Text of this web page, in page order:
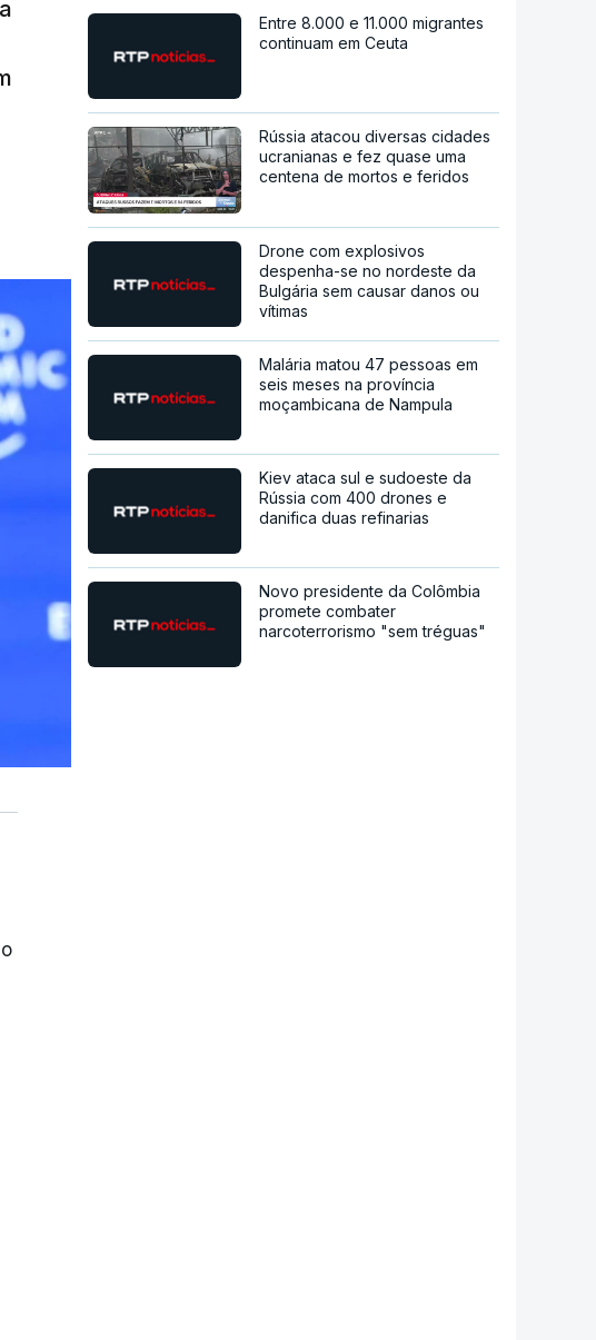
Entre 8.000 e 11.000 migrantes
continuam em Ceuta
Rússia atacou diversas cidades
ucranianas e fez quase uma
centena de mortos e feridos
Drone com explosivos
despenha-se no nordeste da
Bulgária sem causar danos ou
vítimas
Malária matou 47 pessoas em
seis meses na província
moçambicana de Nampula
Kiev ataca sul e sudoeste da
Rússia com 400 drones e
danifica duas refinarias
Novo presidente da Colômbia
promete combater
narcoterrorismo "sem tréguas"